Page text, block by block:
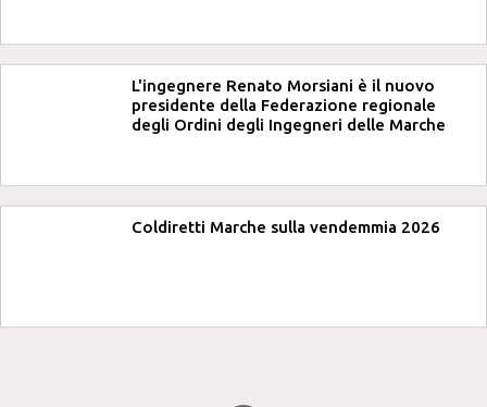
L'ingegnere Renato Morsiani è il nuovo
presidente della Federazione regionale
degli Ordini degli Ingegneri delle Marche
Coldiretti Marche sulla vendemmia 2026